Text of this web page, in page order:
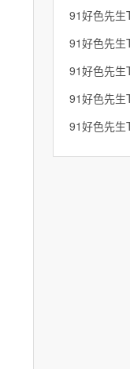
91好色先生
91好色先生
91好色先生